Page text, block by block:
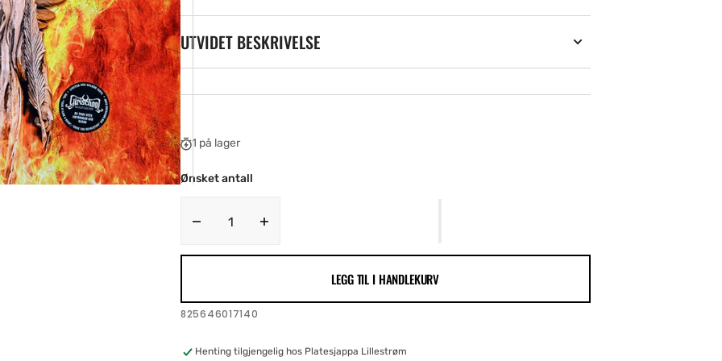
UTVIDET BESKRIVELSE
1 på lager
Ønsket antall
Decrease
Sin
LEGG TIL I HANDLEKURV
SKU:
825646017140
Henting tilgjengelig hos Platesjappa Lillestrøm